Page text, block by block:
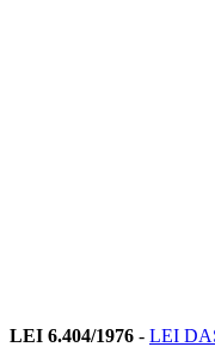
LEI 6.404/1976 - LEI